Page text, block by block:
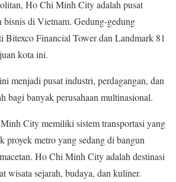
Ho Chi Minh City adalah pusat
bisnis di Vietnam. Gedung-gedung
Bitexco Financial Tower dan Landmark 81
kota ini.
menjadi pusat industri, perdagangan, dan
bagi banyak perusahaan multinasional.
City memiliki sistem transportasi yang
proyek metro yang sedang di bangun
Ho Chi Minh City adalah destinasi
wisata sejarah, budaya, dan kuliner.